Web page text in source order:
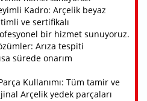
Kadro: Arçelik beyaz
ve sertifikalı
bir hizmet sunuyoruz.
Arıza tespiti
sürede onarım
Kullanımı: Tüm tamir ve
Arçelik yedek parçaları